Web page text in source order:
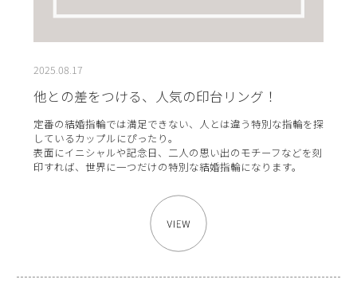
2025.08.17
他との差をつける、人気の印台リング！
定番の結婚指輪では満足できない、人とは違う特別な指輪を探
しているカップルにぴったり。
表面にイニシャルや記念日、二人の思い出のモチーフなどを刻
印すれば、世界に一つだけの特別な結婚指輪になります。